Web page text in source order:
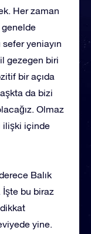
Her zaman
sefer yeniayın
gezegen biri
bir açıda
da bizi
Olmaz
ilişki içinde
Balık
İşte bu biraz
yine.